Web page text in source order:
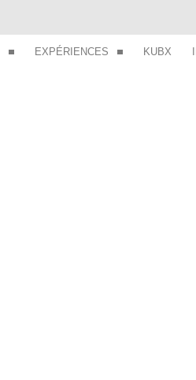
EXPÉRIENCES KUBX